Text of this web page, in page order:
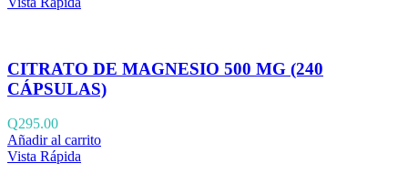
CITRATO DE MAGNESIO 500 MG (240
CÁPSULAS)
Q295.00
Añadir al carrito
Vista Rápida